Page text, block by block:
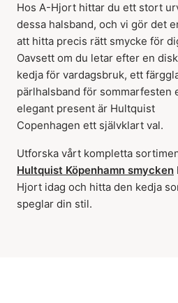
Hos A-Hjort hittar du ett stort
dessa halsband, och vi gör det
att hitta precis rätt smycke för
Oavsett om du letar efter en
kedja för vardagsbruk, ett
pärlhalsband för sommarfesten
elegant present är Hultquist
Copenhagen ett självklart val.
Utforska vårt kompletta
Hultquist Köpenhamn smycken
Hjort idag och hitta den kedja
speglar din stil.